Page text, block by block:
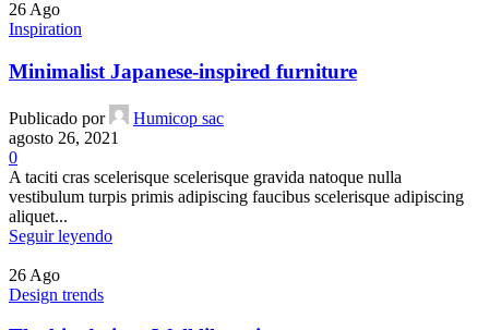
26 Ago
Inspiration
Minimalist Japanese-inspired furniture
Publicado por
Humicop sac
agosto 26, 2021
0
A taciti cras scelerisque scelerisque gravida natoque nulla
vestibulum turpis primis adipiscing faucibus scelerisque adipiscing
aliquet...
Seguir leyendo
26 Ago
Design trends